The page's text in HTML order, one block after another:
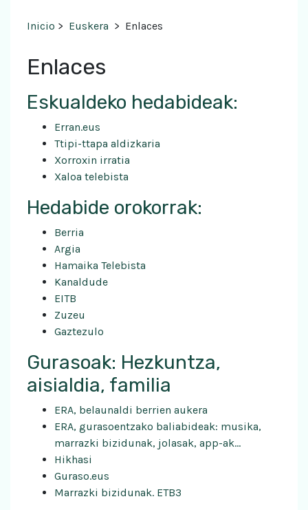
Inicio > Euskera > Enlaces
Enlaces
Eskualdeko hedabideak:
Erran.eus
Ttipi-ttapa aldizkaria
Xorroxin irratia
Xaloa telebista
Hedabide orokorrak:
Berria
Argia
Hamaika Telebista
Kanaldude
EITB
Zuzeu
Gaztezulo
Gurasoak: Hezkuntza,
aisialdia, familia
ERA, belaunaldi berrien aukera
ERA, gurasoentzako baliabideak: musika,
marrazki bizidunak, jolasak, app-ak…
Hikhasi
Guraso.eus
Marrazki bizidunak. ETB3